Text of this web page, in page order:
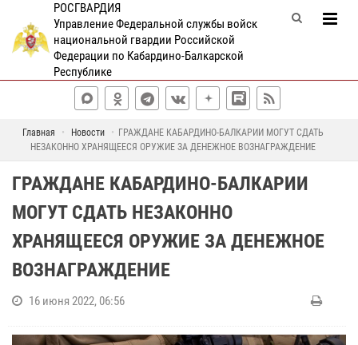
РОСГВАРДИЯ
Управление Федеральной службы войск
национальной гвардии Российской
Федерации по Кабардино-Балкарской
Республике
Главная Новости
ГРАЖДАНЕ КАБАРДИНО-БАЛКАРИИ МОГУТ СДАТЬ
НЕЗАКОННО ХРАНЯЩЕЕСЯ ОРУЖИЕ ЗА ДЕНЕЖНОЕ ВОЗНАГРАЖДЕНИЕ
ГРАЖДАНЕ КАБАРДИНО-БАЛКАРИИ
МОГУТ СДАТЬ НЕЗАКОННО
ХРАНЯЩЕЕСЯ ОРУЖИЕ ЗА ДЕНЕЖНОЕ
ВОЗНАГРАЖДЕНИЕ
16 июня 2022, 06:56